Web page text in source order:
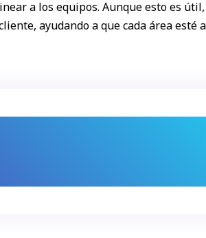
a los equipos. Aunque esto es
ayudando a que cada área